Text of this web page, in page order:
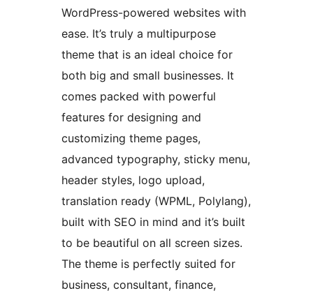
WordPress-powered websites with
ease. It’s truly a multipurpose
theme that is an ideal choice for
both big and small businesses. It
comes packed with powerful
features for designing and
customizing theme pages,
advanced typography, sticky menu,
header styles, logo upload,
translation ready (WPML, Polylang),
built with SEO in mind and it’s built
to be beautiful on all screen sizes.
The theme is perfectly suited for
business, consultant, finance,